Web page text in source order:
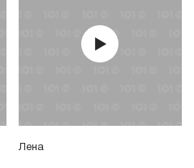
Лена